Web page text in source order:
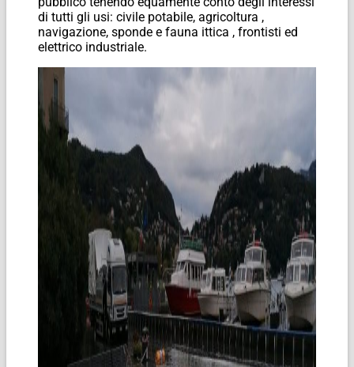
di tutti gli usi: civile potabile, agricoltura ,
navigazione, sponde e fauna ittica , frontisti ed
elettrico industriale.